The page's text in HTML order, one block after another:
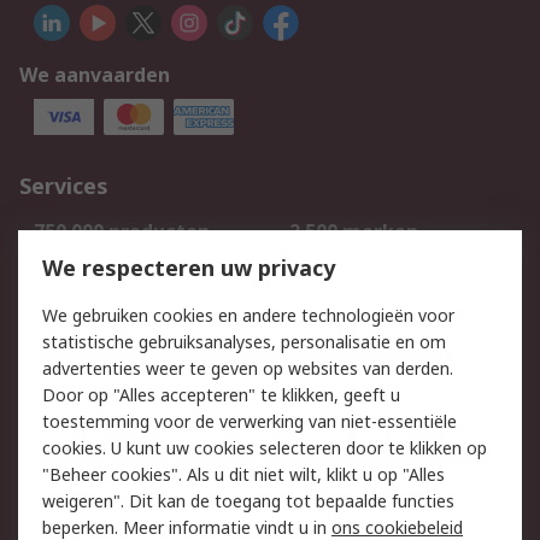
We aanvaarden
Services
750.000 producten
2.500 merken
Bestellen
Inkoopoplossingen
Track & Trace
Wettelijk
Cookiebeleid
Email veiligheid
Privacybeleid
Websitevoorwaarden
Algemene
We respecteren uw privacy
We gebruiken cookies en andere technologieën voor
statistische gebruiksanalyses, personalisatie en om
advertenties weer te geven op websites van derden.
Door op "Alles accepteren" te klikken, geeft u
toestemming voor de verwerking van niet-essentiële
cookies. U kunt uw cookies selecteren door te klikken op
"Beheer cookies". Als u dit niet wilt, klikt u op "Alles
weigeren". Dit kan de toegang tot bepaalde functies
beperken. Meer informatie vindt u in ons cookiebeleid